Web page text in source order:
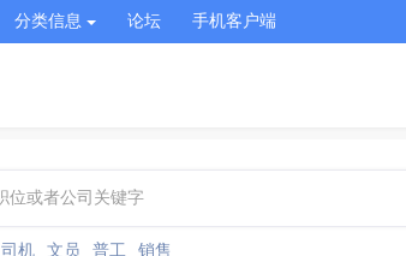
分类信息 论坛 手机客户端
司机 文员 普工 销售